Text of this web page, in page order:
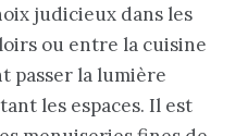
judicieux dans les
ou entre la cuisine
passer la lumière
les espaces. Il est